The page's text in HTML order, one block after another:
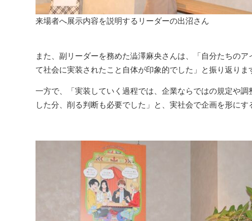
来場者へ展示内容を説明するリーダーの出沼さん
また、副リーダーを務めた澁澤麻央さんは、「自分たちの
て社会に実装されたこと自体が印象的でした」と振り返りま
一方で、「実装していく過程では、企業ならではの規定や
した分、削る判断も必要でした」と、実社会で企画を形にす